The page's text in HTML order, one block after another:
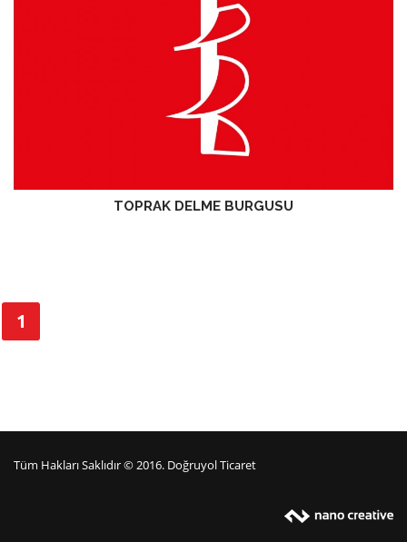
TOPRAK DELME BURGUSU
1
Tüm Hakları Saklıdır © 2016. Doğruyol Ticaret